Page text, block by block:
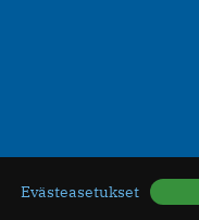
Evästeasetukset